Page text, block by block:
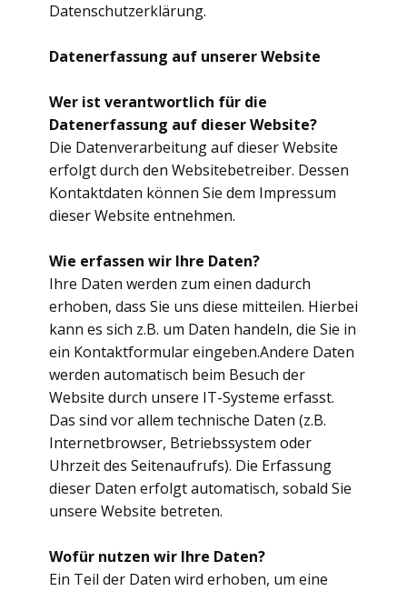
Datenschutzerklärung.
Datenerfassung auf unserer Website
Wer ist verantwortlich für die
Datenerfassung auf dieser Website?
Die Datenverarbeitung auf dieser Website
erfolgt durch den Websitebetreiber. Dessen
Kontaktdaten können Sie dem Impressum
dieser Website entnehmen.
Wie erfassen wir Ihre Daten?
Ihre Daten werden zum einen dadurch
erhoben, dass Sie uns diese mitteilen. Hierbei
kann es sich z.B. um Daten handeln, die Sie in
ein Kontaktformular eingeben.Andere Daten
werden automatisch beim Besuch der
Website durch unsere IT-Systeme erfasst.
Das sind vor allem technische Daten (z.B.
Internetbrowser, Betriebssystem oder
Uhrzeit des Seitenaufrufs). Die Erfassung
dieser Daten erfolgt automatisch, sobald Sie
unsere Website betreten.
Wofür nutzen wir Ihre Daten?
Ein Teil der Daten wird erhoben, um eine